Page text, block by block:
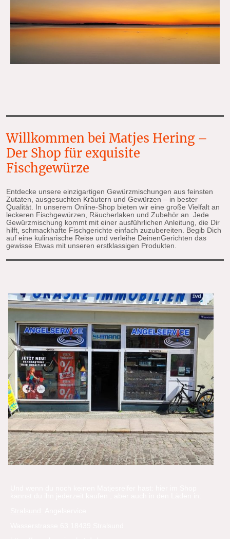
Willkommen bei Matjes Hering –
Der Shop für exquisite
Fischgewürze
Entdecke unsere einzigartigen Gewürzmischungen aus feinsten
Zutaten, ausgesuchten Kräutern und Gewürzen – in bester
Qualität. In unserem Online-Shop bieten wir eine große Vielfalt an
leckeren Fischgewürzen, Räucherlaken und Zubehör an. Jede
Gewürzmischung kommt mit einer ausführlichen Anleitung, die Dir
hilft, schmackhafte Fischgerichte einfach zuzubereiten. Begib Dich
auf eine kulinarische Reise und verleihe DeinenGerichten das
gewisse Etwas mit unseren erstklassigen Produkten.